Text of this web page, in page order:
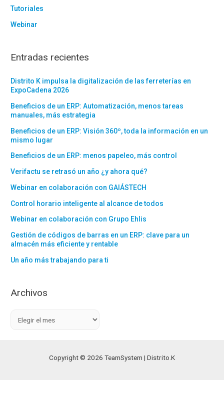
Tutoriales
Webinar
Entradas recientes
Distrito K impulsa la digitalización de las ferreterías en
ExpoCadena 2026
Beneficios de un ERP: Automatización, menos tareas
manuales, más estrategia
Beneficios de un ERP: Visión 360º, toda la información en un
mismo lugar
Beneficios de un ERP: menos papeleo, más control
Verifactu se retrasó un año ¿y ahora qué?
Webinar en colaboración con GAIÁSTECH
Control horario inteligente al alcance de todos
Webinar en colaboración con Grupo Ehlis
Gestión de códigos de barras en un ERP: clave para un
almacén más eficiente y rentable
Un año más trabajando para ti
Archivos
Copyright © 2026 TeamSystem | Distrito.K